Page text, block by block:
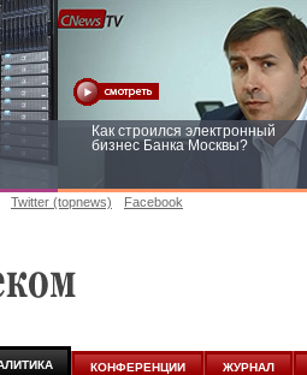
Как строился электронный
бизнес Банка Москвы?
Twitter (topnews) Facebook
КОНФЕРЕНЦИИ ЖУРНАЛ